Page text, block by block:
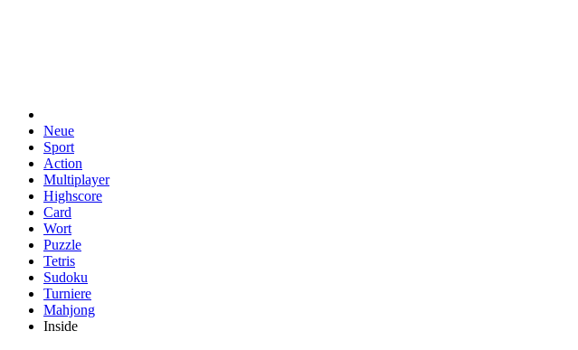
Neue
Sport
Action
Multiplayer
Highscore
Card
Wort
Puzzle
Tetris
Sudoku
Turniere
Mahjong
Inside